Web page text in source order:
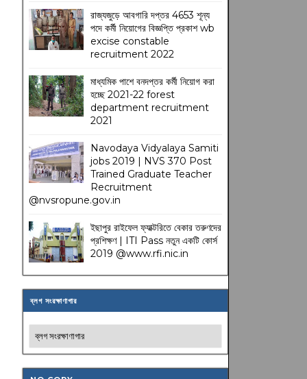
রাজ্যজুড়ে আবগারি দপ্তর 4653 শূন্য
পদে কর্মী নিয়োগের বিজ্ঞপ্তি প্রকাশ wb
excise constable
recruitment 2022
মাধ্যমিক পাশে বনদপ্তর কর্মী নিয়োগ করা
হচ্ছে 2021-22 forest
department recruitment
2021
Navodaya Vidyalaya Samiti
jobs 2019 | NVS 370 Post
Trained Graduate Teacher
Recruitment
@nvsropune.gov.in
ইছাপুর রাইফেল ফ্যাক্টরিতে বেকার তরুণদের
প্রশিক্ষণ | ITI Pass নতুন একটি কোর্স
2019 @www.rfi.nic.in
ব্লগ সংরক্ষাণাগার